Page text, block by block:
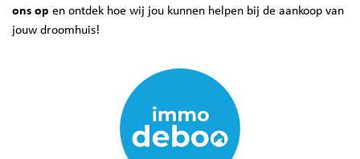
ons op en ontdek hoe wij jou kunnen helpen bij de aankoop van
jouw droomhuis!